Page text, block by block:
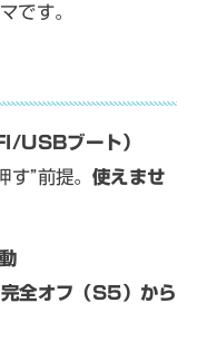
です。
USBブート）
”前提。 使えませ
完全オフ（S5）から